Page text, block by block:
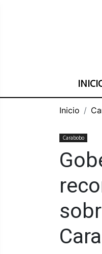
Inicio
Carabobo